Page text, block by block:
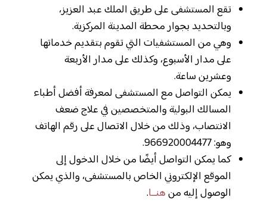
تقع المستشفى على طريق الملك عبد العزيز،
وبالتحديد بجوار محطة المدينة المركزية.
وهي من المستشفيات التي تقوم بتقديم خدماتها
على مدار الأسبوع، وكذلك على مدار الأربعة
وعشرين ساعة.
يمكن التواصل مع المستشفى لمعرفة أفضل أطباء
المسالك البولية والمتخصصين في علاج ضعف
الانتصاب، وذلك من خلال الاتصال على رقم الهاتف
وهو: 966920004477.
كما يمكن التواصل أيضًا من خلال الدخول إلى
الموقع الإلكتروني الخاص بالمستشفى، والذي يمكن
الوصول إليه منهنــا.